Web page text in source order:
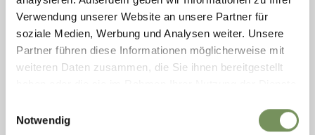
Verwendung unserer Website an unsere Partner für
soziale Medien, Werbung und Analysen weiter. Unsere
Partner führen diese Informationen möglicherweise mit
weiteren Daten zusammen, die Sie ihnen bereitgestellt
Notwendig
info@tenniscamp-naturns.com
www.tenniscamp-naturns.com
LEGGI DI PIÙ